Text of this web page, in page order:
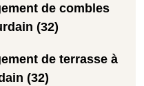
de combles
(32)
de terrasse à
(32)